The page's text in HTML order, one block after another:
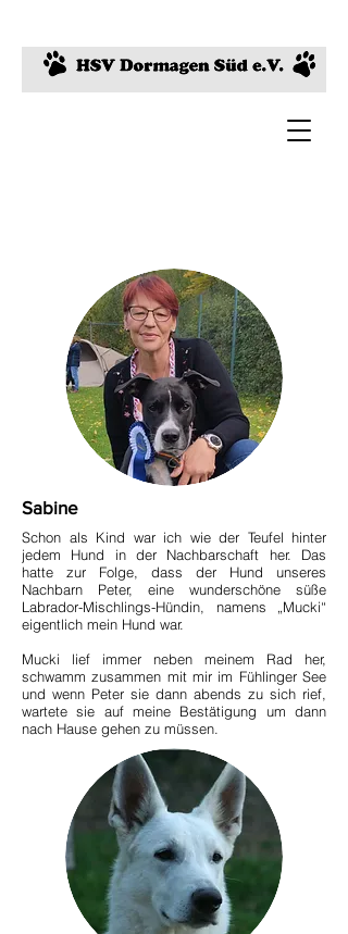
Sabine
Schon als Kind war ich wie der Teufel hinter
jedem Hund in der Nachbarschaft her. Das
hatte zur Folge, dass der Hund unseres
Nachbarn Peter, eine wunderschöne süße
Labrador-Mischlings-Hündin, namens „Mucki“
eigentlich mein Hund war.
Mucki lief immer neben meinem Rad her,
schwamm zusammen mit mir im Fühlinger See
und wenn Peter sie dann abends zu sich rief,
wartete sie auf meine Bestätigung um dann
nach Hause gehen zu müssen.